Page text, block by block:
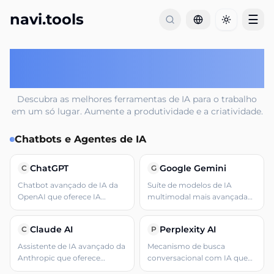
navi.tools Toggle
☰
Descubra as melhores ferramentas de IA para o trabalho
em um só lugar. Aumente a produtividade e a criatividade.
Chatbots e Agentes de IA
C ChatGPT
Chatbot avançado de IA da
OpenAI que oferece IA
conversacional versátil com
geração de imagens e busca
na web.
G Google Gemini
Suíte de modelos de IA
multimodal mais avançada
da Google, projetada para
texto, imagens, áudio, vídeo e
código.
C Claude AI
Assistente de IA avançado da
Anthropic que oferece
capacidades multimodais
P Perplexity AI
Mecanismo de busca
conversacional com IA que
fornece respostas precisas e